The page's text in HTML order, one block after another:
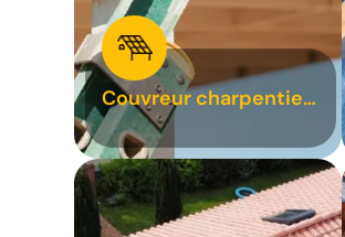
Couvreur charpentier
31